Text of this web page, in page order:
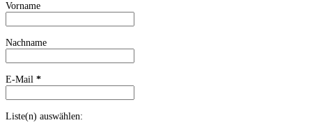
Vorname
Nachname
E-Mail *
Liste(n) auswählen: